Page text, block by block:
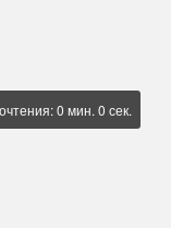
0 мин. 0 сек.